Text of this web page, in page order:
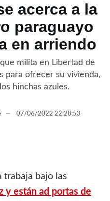
acerca a la
paraguayo
en arriendo
milita en Libertad de
para ofrecer su vivienda,
hinchas azules.
07/06/2022 22:28:53
trabaja bajo las
y están ad portas de